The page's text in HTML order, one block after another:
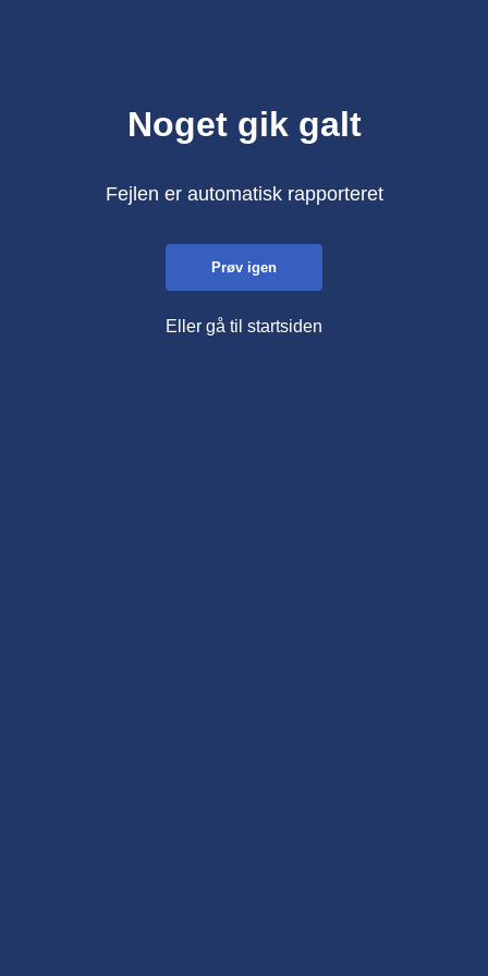
Noget gik galt
Fejlen er automatisk rapporteret
Prøv igen
Eller gå til startsiden